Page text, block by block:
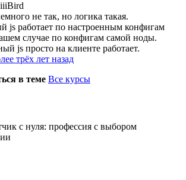
не так, но логика такая.
js работает по настроенным конфигам
случае по конфигам самой ноды.
js просто на клиенте работает.
трёх лет назад
в теме Все курсы
с нуля: профессия с выбором